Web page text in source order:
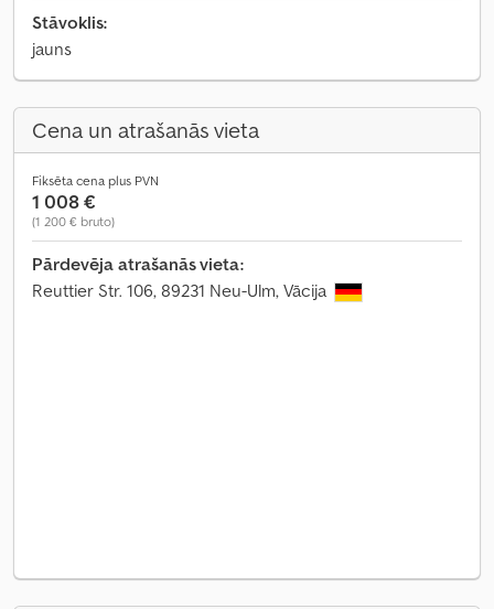
Stāvoklis:
jauns
Cena un atrašanās vieta
Fiksēta cena plus PVN
1 008 €
(1 200 € bruto)
Pārdevēja atrašanās vieta:
Reuttier Str. 106, 89231 Neu-Ulm, Vācija